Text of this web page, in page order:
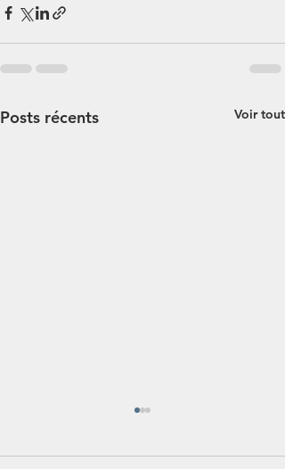
Posts récents Voir tout